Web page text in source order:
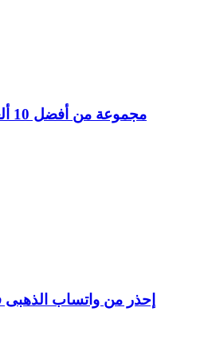
مجموعة من أفضل 10 ألعاب الجوال 2023
إحذر من واتساب الذهبى